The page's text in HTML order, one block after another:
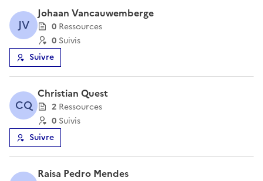
JV
Johaan Vancauwemberge
0 Ressources
0 Suivis
Suivre
CQ
Christian Quest
2 Ressources
0 Suivis
Suivre
Raisa Pedro Mendes